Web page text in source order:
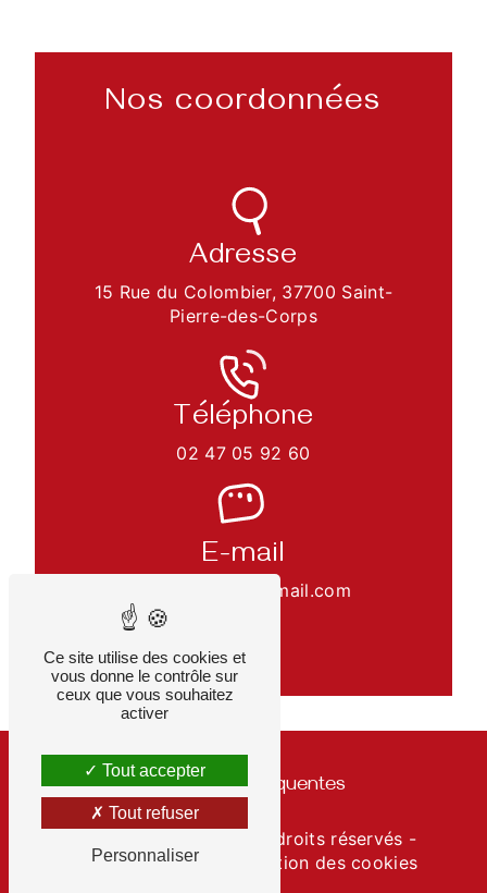
Nos coordonnées
Adresse
15 Rue du Colombier, 37700 Saint-
Pierre-des-Corps
Téléphone
02 47 05 92 60
E-mail
olivier.roquin@gmail.com
Recherches fréquentes
- 2026 - Tous droits réservés -
Mentions légales
Gestion des cookies
Ce site utilise des cookies et
vous donne le contrôle sur
ceux que vous souhaitez
activer
Tout accepter
Tout refuser
Personnaliser